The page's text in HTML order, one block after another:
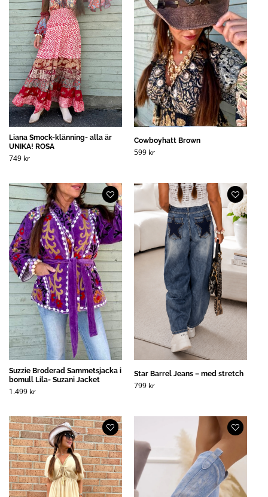
Liana Smock-klänning- alla är
UNIKA! ROSA
749 kr
Cowboyhatt Brown
599 kr
Suzzie Broderad Sammetsjacka i
bomull Lila- Suzani Jacket
1.499 kr
Star Barrel Jeans – med stretch
799 kr